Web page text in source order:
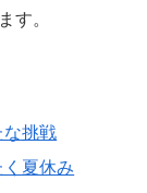
す。
な挑戦
夏休み